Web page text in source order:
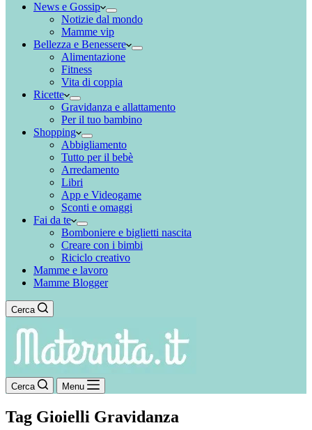
News e Gossip
Notizie dal mondo
Mamme vip
Bellezza e Benessere
Alimentazione
Fitness
Vita di coppia
Ricette
Gravidanza e allattamento
Per il tuo bambino
Shopping
Abbigliamento
Tutto per il bebè
Arredamento
Libri
App e Videogame
Sconti e omaggi
Fai da te
Bomboniere e biglietti nascita
Creare con i bimbi
Riciclo creativo
Mamme e lavoro
Mamme Blogger
Cerca
Cerca Menu
Tag Gioielli Gravidanza